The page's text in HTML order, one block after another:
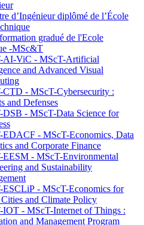
d’Ingénieur diplômé de l’École
gradué de l'Ecole
-MSc&T
AI-ViC - MScT-Artificial
and Advanced Visual
CTD - MScT-Cybersecurity :
and Defenses
DSB - MScT-Data Science for
EDACF - MScT-Economics, Data
and Corporate Finance
EESM - MScT-Environmental
and Sustainability
ESCLiP - MScT-Economics for
Cities and Climate Policy
IOT - MScT-Internet of Things :
and Management Program